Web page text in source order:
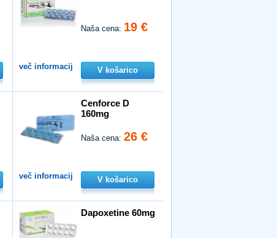
Naša cena: 19 €
več informacij V košarico
Cenforce D
160mg
Naša cena:26 €
več informacij V košarico
Dapoxetine 60mg